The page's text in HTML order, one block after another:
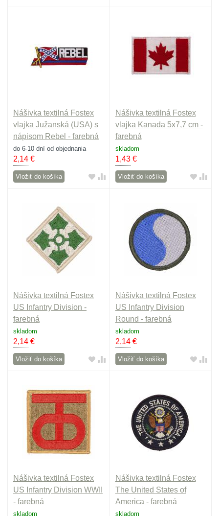
Nášivka textilná Fostex
vlajka Južanská (USA) s
nápisom Rebel - farebná
do 6-10 dní od objednania
2,14 €
Vložiť do košíka
Nášivka textilná Fostex
vlajka Kanada 5x7,7 cm -
farebná
skladom
1,43€
Vložiť do košíka
Nášivka textilná Fostex
US Infantry Division -
farebná
skladom
2,14 €
Vložiť do košíka
Nášivka textilná Fostex
US Infantry Division
Round - farebná
skladom
2,14€
Vložiť do košíka
Nášivka textilná Fostex
US Infantry Division WWII
- farebná
skladom
Nášivka textilná Fostex
The United States of
America - farebná
skladom